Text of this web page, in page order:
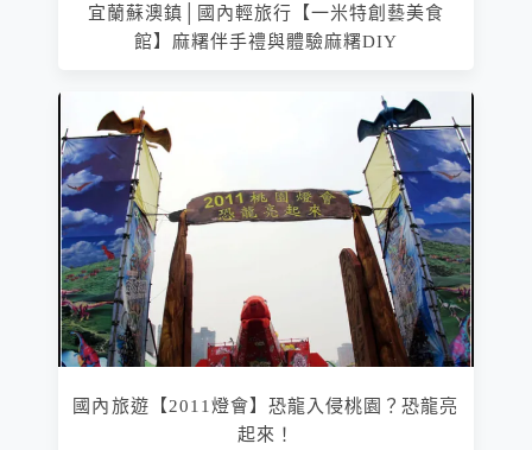
宜蘭蘇澳鎮│國內輕旅行【一米特創藝美食
館】麻糬伴手禮與體驗麻糬DIY
國內旅遊【2011燈會】恐龍入侵桃園？恐龍亮
起來！